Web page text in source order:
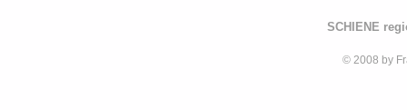
SCHIENE
© 2008 by